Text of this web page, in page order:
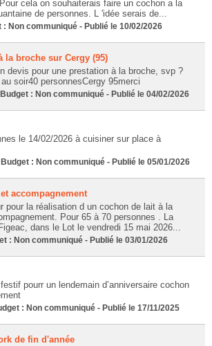
cela on souhaiterais faire un cochon a la
de personnes. L 'idée serais de...
: Non communiqué - Publié le 10/02/2026
la broche sur Cergy (95)
devis pour une prestation à la broche, svp ?
soir40 personnesCergy 95merci
: Non communiqué - Publié le 04/02/2026
le 14/02/2026 à cuisiner sur place à
: Non communiqué - Publié le 05/01/2026
accompagnement
pour la réalisation d un cochon de lait à la
Pour 65 à 70 personnes . La
dans le Lot le vendredi 15 mai 2026...
: Non communiqué - Publié le 03/01/2026
pourr un lendemain d’anniversaire cochon
: Non communiqué - Publié le 17/11/2025
de fin d'année